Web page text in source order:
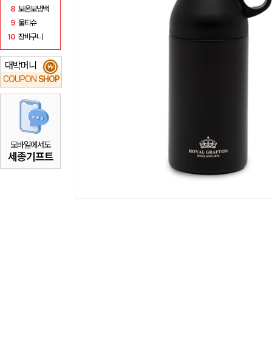
8 보온보냉백
9 물티슈
10 장바구니
대박머니
COUPON SHOP
₩
모바일에서도
세종기프트